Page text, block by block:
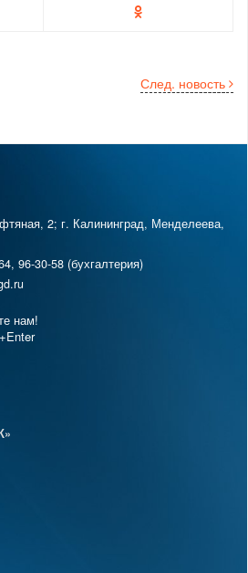
След. новость
2; г. Калининград, Менделеева,
96-30-58 (бухгалтерия)
нам!